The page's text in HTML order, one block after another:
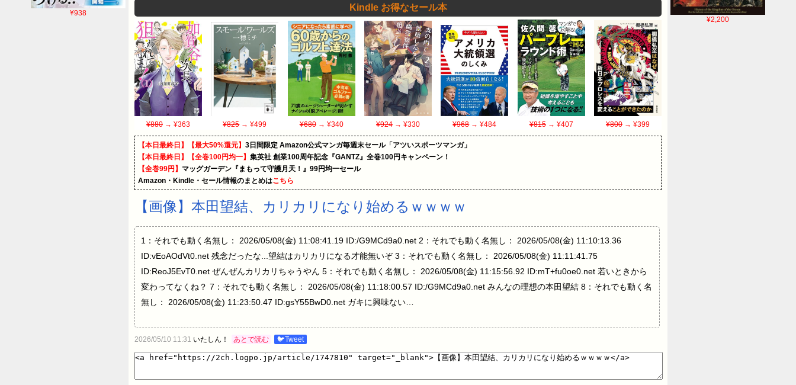
¥2,200
¥938
Kindle お得なセール本
¥880 → ¥363 ¥825→ ¥499 ¥680→ ¥340 ¥924→ ¥330 ¥968→ ¥484 ¥815→ ¥407 ¥800→ ¥399
【本日最終日】【最大50%還元】 3日間限定 Amazon公式マンガ毎週末セール「アツいスポーツマンガ」
【本日最終日】【全巻100円均一】 集英社 創業100周年記念『GANTZ』全巻100円キャンペーン！
【全巻99円】 マッグガーデン『まもって守護月天！』99円均一セール
Amazon・Kindle・セール情報のまとめはこちら
【画像】本田望結、カリカリになり始めるｗｗｗｗ
1：それでも動く名無し： 2026/05/08(金) 11:08:41.19 ID:/G9MCd9a0.net 2：それでも動く名無し： 2026/05/08(金) 11:10:13.36
ID:vEoAOdVt0.net 残念だったな...望結はカリカリになる才能無いぞ 3：それでも動く名無し： 2026/05/08(金) 11:11:41.75
ID:ReoJ5EvT0.net ぜんぜんカリカリちゃうやん 5：それでも動く名無し： 2026/05/08(金) 11:15:56.92 ID:mT+fu0oe0.net 若いときから
変わってなくね？ 7：それでも動く名無し： 2026/05/08(金) 11:18:00.57 ID:/G9MCd9a0.net みんなの理想の本田望結 8：それでも動く名
無し： 2026/05/08(金) 11:23:50.47 ID:gsY55BwD0.net ガキに興味ない…
2026/05/10 11:31 いたしん！ あとで読む 🐦Tweet